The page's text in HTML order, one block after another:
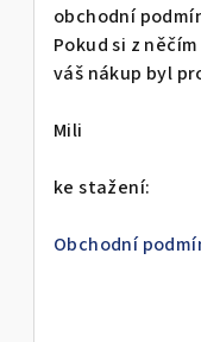
obchodní
Pokud si z
váš nákup byl
Mili
ke stažení:
Obchodní